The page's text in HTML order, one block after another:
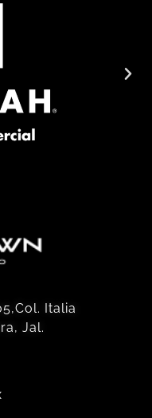
Italia
Jal.